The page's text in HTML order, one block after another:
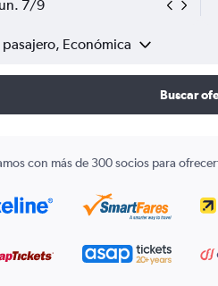
7/9
pasajero, Económica
Buscar
con más de 300 socios para